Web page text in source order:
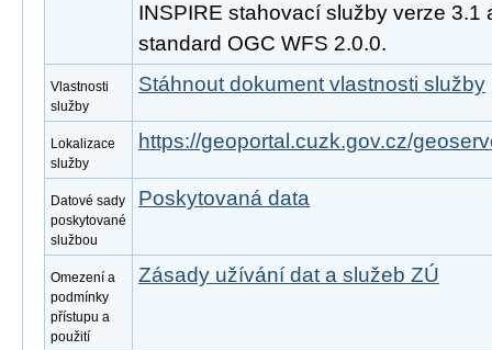
INSPIRE stahovací služby verze 3.1
standard OGC WFS 2.0.0.
Vlastnosti
služby
Stáhnout dokument vlastnosti služby
Lokalizace
služby
https://geoportal.cuzk.gov.cz/
Datové sady
poskytované
službou
Poskytovaná data
Omezení a
podmínky
přístupu a
použití
Zásady užívání dat a služeb ZÚ